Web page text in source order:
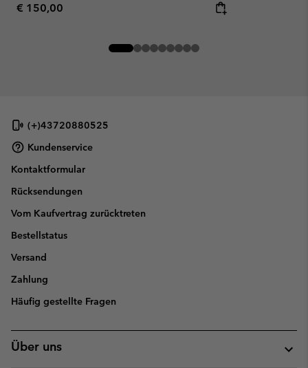
Regular price:
€ 150,00
(+)43720880525
Kundenservice
Kontaktformular
Rücksendungen
Vom Kaufvertrag zurücktreten
Bestellstatus
Versand
Zahlung
Häufig gestellte Fragen
Über uns